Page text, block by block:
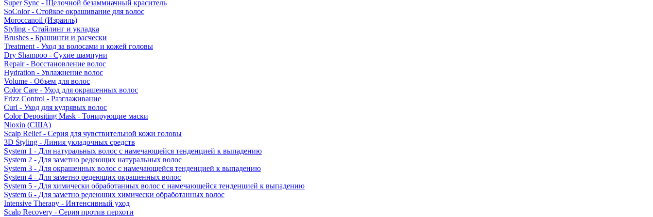
Super Sync - Щелочной безаммиачный краситель
SoColor - Стойкое окрашивание для волос
Moroccanoil (Израиль)
Styling - Стайлинг и укладка
Brushes - Брашинги и расчески
Treatment - Уход за волосами и кожей головы
Dry Shampoo - Сухие шампуни
Repair - Восстановление волос
Hydration - Увлажнение волос
Volume - Объем для волос
Color Care - Уход для окрашенных волос
Frizz Control - Разглаживание
Curl - Уход для кудрявых волос
Color Depositing Mask - Тонирующие маски
Nioxin (США)
Scalp Relief - Серия для чувствительной кожи головы
3D Styling - Линия укладочных средств
System 1 - Для натуральных волос с намечающейся тенденцией к выпадению
System 2 - Для заметно редеющих натуральных волос
System 3 - Для окрашенных волос с намечающейся тенденцией к выпадению
System 4 - Для заметно редеющих окрашенных волос
System 5 - Для химически обработанных волос с намечающейся тенденцией к выпадению
System 6 - Для заметно редеющих химически обработанных волос
Intensive Therapy - Интенсивный уход
Scalp Recovery - Серия против перхоти